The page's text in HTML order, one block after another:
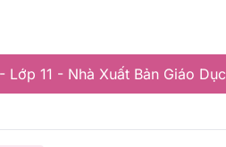
11 - Nhà Xuất Bản Giáo Dục